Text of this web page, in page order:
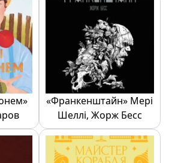
«Франкенштайн» Мері
Шеллі, Жорж Бесс